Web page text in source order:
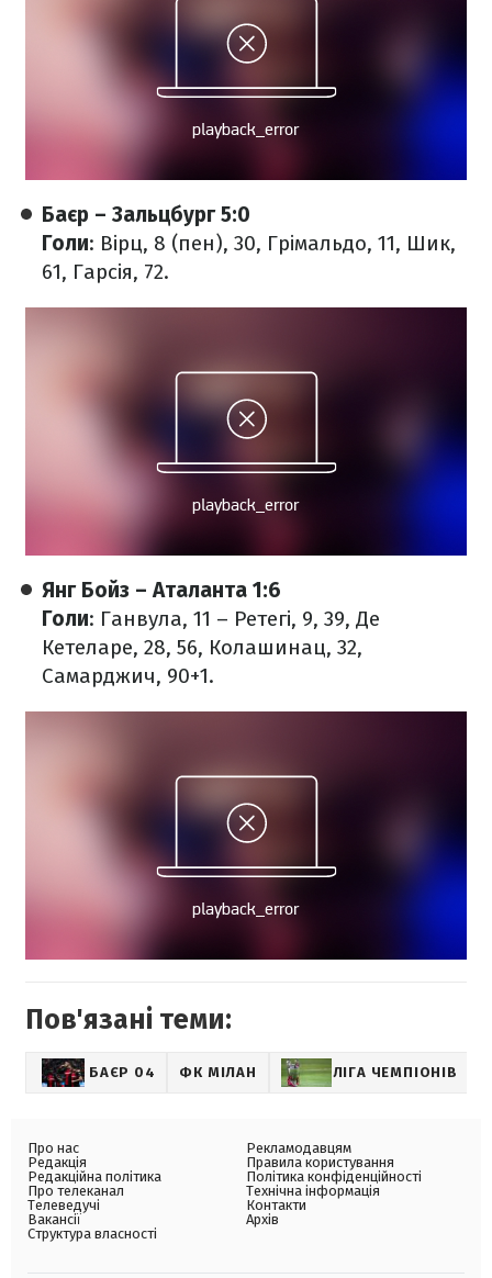
Баєр – Зальцбург 5:0
Голи: Вірц, 8 (пен), 30, Грімальдо, 11, Шик,
61, Гарсія, 72.
Янг Бойз – Аталанта 1:6
Голи: Ганвула, 11 – Ретегі, 9, 39, Де
Кетеларе, 28, 56, Колашинац, 32,
Самарджич, 90+1.
Пов'язані теми:
БАЄР 04 ФК МІЛАН ЛІГА ЧЕМПІОНІВ
Про нас
Редакція
Редакційна політика
Про телеканал
Телеведучі
Вакансії
Структура власності
Рекламодавцям
Правила користування
Політика конфіденційності
Технічна інформація
Контакти
Архів